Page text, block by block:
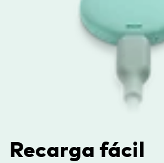
Recarga fácil